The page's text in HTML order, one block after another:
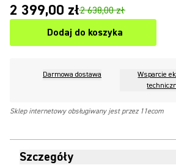
2 399,00 zł2 638,00 zł
Dodaj do koszyka
Darmowa dostawa
Wsparcie
Sklep internetowy obsługiwany jest przez 11ecom
Szczegóły